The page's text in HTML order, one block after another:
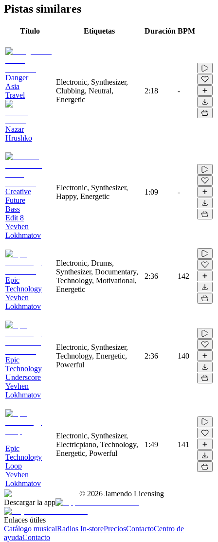
Pistas similares
Título Etiquetas Duración BPM
Danger
Asia
Travel
Nazar
Hrushko
Electronic, Synthesizer,
Clubbing, Neutral,
Energetic
2:18 -
Creative
Future
Bass
Edit 8
Yevhen
Lokhmatov
Electronic, Synthesizer,
Happy, Energetic
1:09 -
Epic
Technology
Yevhen
Lokhmatov
Electronic, Drums,
Synthesizer, Documentary,
Technology, Motivational,
Energetic
2:36 142
Epic
Technology
Underscore
Yevhen
Lokhmatov
Electronic, Synthesizer,
Technology, Energetic,
Powerful
2:36 140
Epic
Technology
Loop
Yevhen
Lokhmatov
Electronic, Synthesizer,
Electricpiano, Technology,
Energetic, Powerful
1:49 141
© 2026 Jamendo Licensing
Descargar la app
Enlaces útiles
Catálogo musicalRadios In-storePreciosContactoCentro de
ayudaContacto